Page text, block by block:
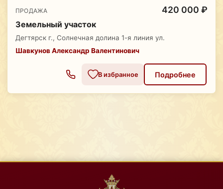
ПРОДАЖА 420 000 ₽
Земельный участок
Дегтярск г., Солнечная долина 1-я линия ул.
Шавкунов Александр Валентинович
В избранное Подробнее